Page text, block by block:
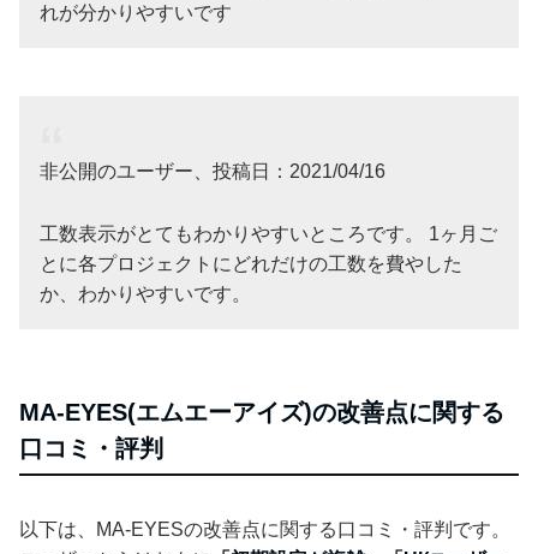
れが分かりやすいです
非公開のユーザー、投稿日：2021/04/16
工数表示がとてもわかりやすいところです。 1ヶ月ご
とに各プロジェクトにどれだけの工数を費やした
か、わかりやすいです。
MA-EYES(エムエーアイズ)の改善点に関する
口コミ・評判
以下は、MA-EYESの改善点に関する口コミ・評判です。